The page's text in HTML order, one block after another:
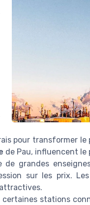
pour transformer
de Pau, influencent le
de grandes
sur les prix.
certaines stations